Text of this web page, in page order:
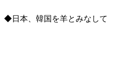
◆日本、韓国を羊とみなして